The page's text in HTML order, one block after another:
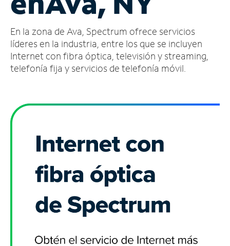
cuenta
Encuentra
una
tienda
En la zona de Ava, Spectrum ofrece servicios
líderes en la industria, entre los que se incluyen
Internet con fibra óptica, televisión y streaming,
telefonía fija y servicios de telefonía móvil.